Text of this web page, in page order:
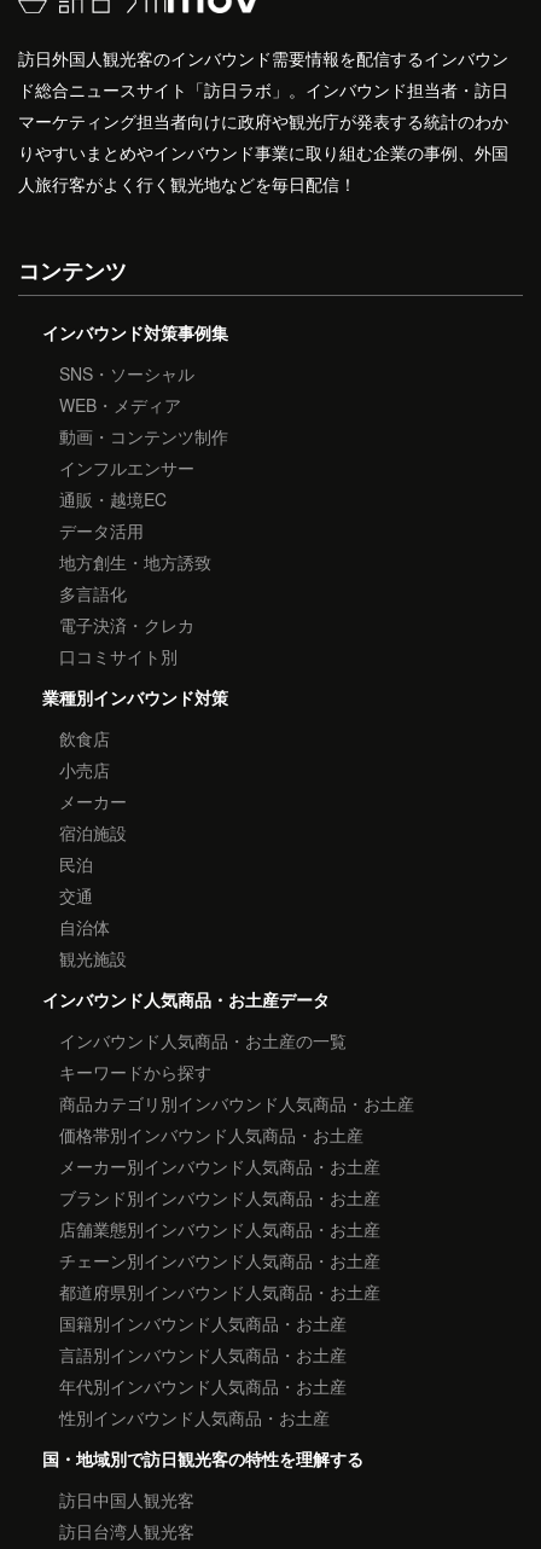
訪日外国人観光客のインバウンド需要情報を配信するインバウン
ド総合ニュースサイト「訪日ラボ」。インバウンド担当者・訪日
マーケティング担当者向けに政府や観光庁が発表する統計のわか
りやすいまとめやインバウンド事業に取り組む企業の事例、外国
人旅行客がよく行く観光地などを毎日配信！
コンテンツ
インバウンド対策事例集
SNS・ソーシャル
WEB・メディア
動画・コンテンツ制作
インフルエンサー
通販・越境EC
データ活用
地方創生・地方誘致
多言語化
電子決済・クレカ
口コミサイト別
業種別インバウンド対策
飲食店
小売店
メーカー
宿泊施設
民泊
交通
自治体
観光施設
インバウンド人気商品・お土産データ
インバウンド人気商品・お土産の一覧
キーワードから探す
商品カテゴリ別インバウンド人気商品・お土産
価格帯別インバウンド人気商品・お土産
メーカー別インバウンド人気商品・お土産
ブランド別インバウンド人気商品・お土産
店舗業態別インバウンド人気商品・お土産
チェーン別インバウンド人気商品・お土産
都道府県別インバウンド人気商品・お土産
国籍別インバウンド人気商品・お土産
言語別インバウンド人気商品・お土産
年代別インバウンド人気商品・お土産
性別インバウンド人気商品・お土産
国・地域別で訪日観光客の特性を理解する
訪日中国人観光客
訪日台湾人観光客